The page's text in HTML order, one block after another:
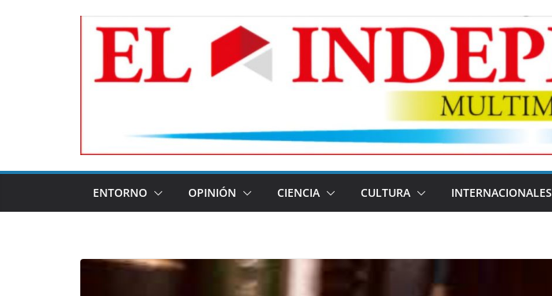
ENTORNO OPINIÓN CIENCIA CULTURA INTERNACIONALES